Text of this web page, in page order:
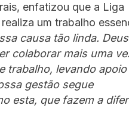
enfatizou que a Liga
um trabalho
causa tão linda.
colaborar mais uma
trabalho, levando apoio
gestão segue
esta, que fazem a